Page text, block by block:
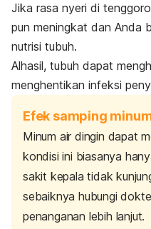
Jika rasa nyeri di
pun meningkat dan Anda
nutrisi tubuh.
Alhasil, tubuh dapat
menghentikan infeksi
Efek samping
Minum air dingin dapat
kondisi ini biasanya
sakit kepala tidak
sebaiknya hubungi
penanganan lebih lanjut.